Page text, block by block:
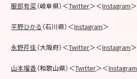
服部有菜 （岐阜県）＜Twitter＞＜Instagram＞
平野ひかる （石川県）＜Instagram＞
永野芹佳 （大阪府）＜Twitter＞＜Instagram＞
山本瑠香 （和歌山県）＜Twitter＞＜Instagram